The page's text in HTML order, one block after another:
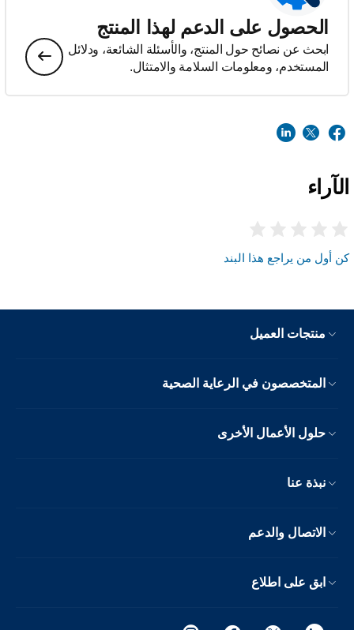
الحصول على الدعم لهذا المنتج
ابحث عن نصائح حول المنتج، والأسئلة الشائعة، ودلائل
المستخدم، ومعلومات السلامة والامتثال.
الآراء
كن أول من يراجع هذا البند
منتجات العميل
المتخصصون في الرعاية الصحية
حلول الأعمال الأخرى
نبذة عنا
الاتصال والدعم
ابق على اطلاع